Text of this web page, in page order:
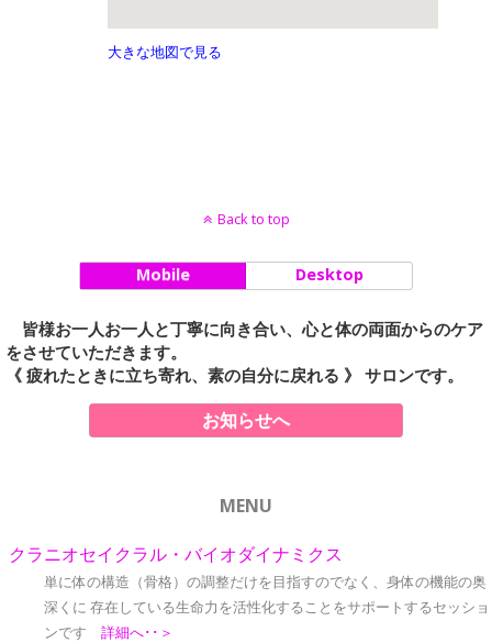
大きな地図で見る
Back to top
Mobile Desktop
皆様お一人お一人と丁寧に向き合い、心と体の両面からのケア
をさせていただきます。
《 疲れたときに立ち寄れ、素の自分に戻れる 》 サロンです。
お知らせへ
MENU
クラニオセイクラル・バイオダイナミクス
単に体の構造（骨格）の調整だけを目指すのでなく、身体の機能の奥
深くに 存在している生命力を活性化することをサポートするセッショ
ンです 詳細へ･･＞